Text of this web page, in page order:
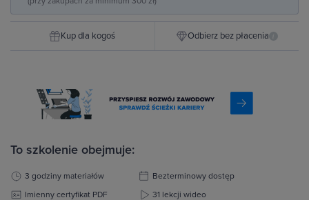
Kup dla kogoś Odbierz bez płacenia i
To szkolenie obejmuje:
3 godziny materiałów
Bezterminowy dostęp
Imienny certyfikat PDF
31 lekcji wideo